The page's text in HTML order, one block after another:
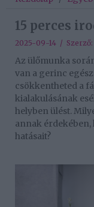
15 perces
2025-09-14 / Szerző:
Az ülőmunka
van a gerinc
csökkentheted a
kialakulásának
helyben ülést.
annak érdekében,
hatásait?